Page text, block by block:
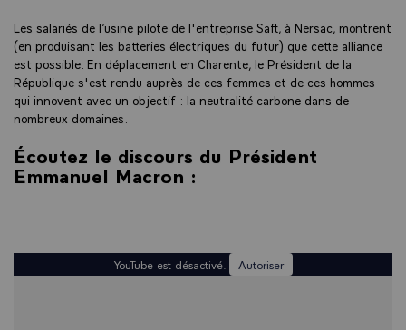
Les salariés de l’usine pilote de l'entreprise Saft, à Nersac, montrent
(en produisant les batteries électriques du futur) que cette alliance
est possible. En déplacement en Charente, le Président de la
République s'est rendu auprès de ces femmes et de ces hommes
qui innovent avec un objectif : la neutralité carbone dans de
nombreux domaines.
Écoutez le discours du Président
Emmanuel Macron :
YouTube est désactivé. Autoriser